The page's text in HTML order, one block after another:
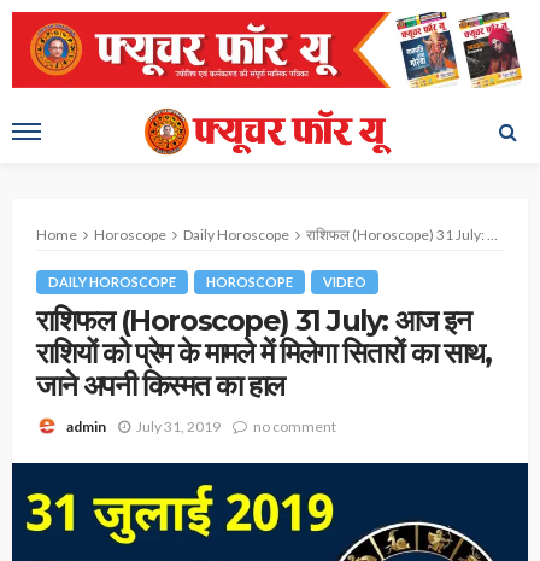
Home Horoscope Daily Horoscope राशिफल (Horoscope) 31 July: आज इन राशियों को प्रेम के मामले में मिलेगा सितारों का साथ, जाने अपनी किस्मत का हाल
DAILY HOROSCOPE HOROSCOPE VIDEO
राशिफल (Horoscope) 31 July: आज इन
राशियों को प्रेम के मामले में मिलेगा सितारों का साथ,
जाने अपनी किस्मत का हाल
admin July 31, 2019 no comment